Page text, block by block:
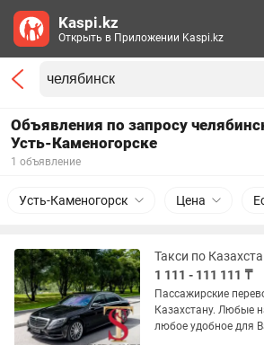
Объявления по запросу
Усть-Каменогорске
1 объявление
Усть-Каменогорск Цена
Такси по
1 111 - 111 111 ₸
Пассажирские
Казахстану. Любые направления В
любое удобное для
Kaspi.kz
Открыть в Приложении Kaspi.kz